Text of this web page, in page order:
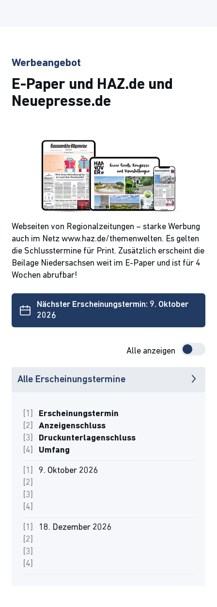
Werbeangebot
E-Paper und HAZ.de und
Neuepresse.de
Webseiten von Regionalzeitungen – starke Werbung
auch im Netz www.haz.de/themenwelten. Es gelten
die Schlusstermine für Print. Zusätzlich erscheint die
Beilage Niedersachsen weit im E-Paper und ist für 4
Wochen abrufbar!
Nächster Erscheinungstermin: 9. Oktober
2026
Alle anzeigen
Alle Erscheinungstermine
Erscheinungstermin
Anzeigenschluss
Druckunterlagenschluss
Umfang
9. Oktober 2026
18. Dezember 2026